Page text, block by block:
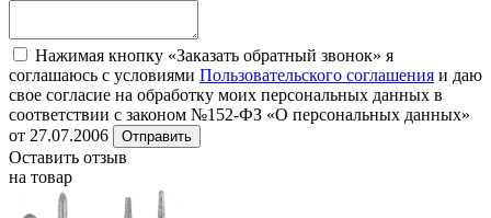
Нажимая кнопку «Заказать обратный звонок» я
соглашаюсь с условиями Пользовательского соглашения и даю
свое согласие на обработку моих персональных данных в
соответствии с законом №152-ФЗ «О персональных данных»
от 27.07.2006
Отправить
Оставить отзыв
на товар